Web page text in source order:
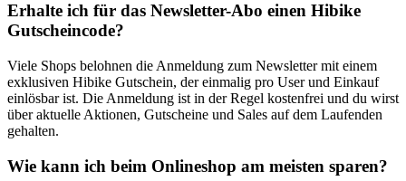
Erhalte ich für das Newsletter-Abo einen Hibike
Gutscheincode?
Viele Shops belohnen die Anmeldung zum Newsletter mit einem
exklusiven Hibike Gutschein, der einmalig pro User und Einkauf
einlösbar ist. Die Anmeldung ist in der Regel kostenfrei und du wirst
über aktuelle Aktionen, Gutscheine und Sales auf dem Laufenden
gehalten.
Wie kann ich beim Onlineshop am meisten sparen?